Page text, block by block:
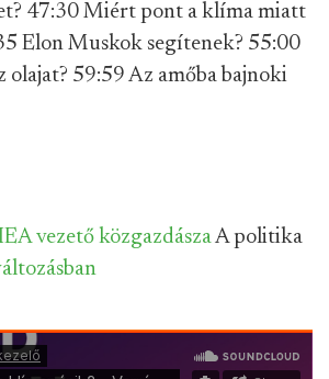
47:30 Miért pont a klíma miatt
Elon Muskok segítenek? 55:00
olajat? 59:59 Az amőba bajnoki
vezető közgazdászaA politika